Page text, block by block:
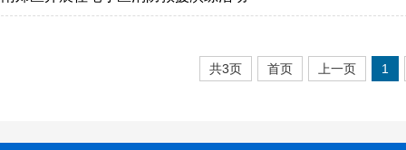
共3页 首页 上一页 1